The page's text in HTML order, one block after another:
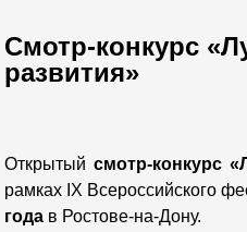
Смотр-конкурс
развития»
Открытый смотр-конкурс
рамках IX Всероссийского
годав Ростове-на-Дону.